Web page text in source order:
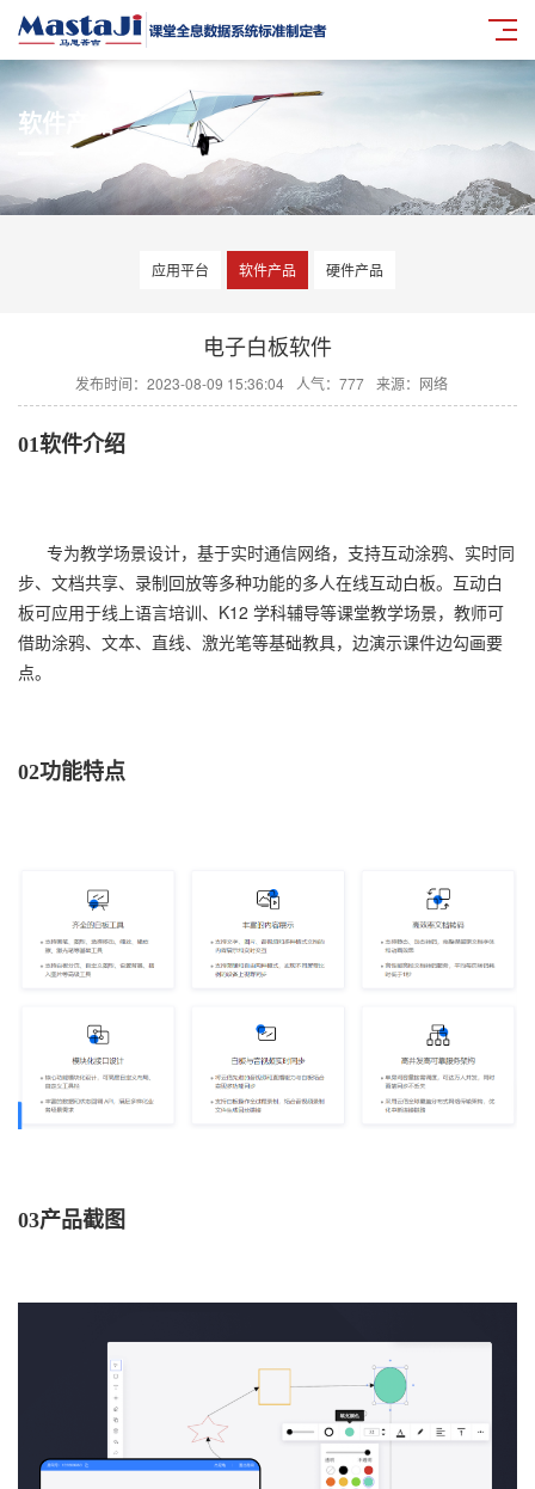
软件产品
应用平台 软件产品 硬件产品
电子白板软件
发布时间：2023-08-09 15:36:04 人气： 777 来源：网络
01软件介绍
专为教学场景设计，基于实时通信网络，支持互动涂鸦、实时同
步、文档共享、录制回放等多种功能的多人在线互动白板。互动白
板可应用于线上语言培训、K12 学科辅导等课堂教学场景，教师可
借助涂鸦、文本、直线、激光笔等基础教具，边演示课件边勾画要
点。
02功能特点
03产品截图